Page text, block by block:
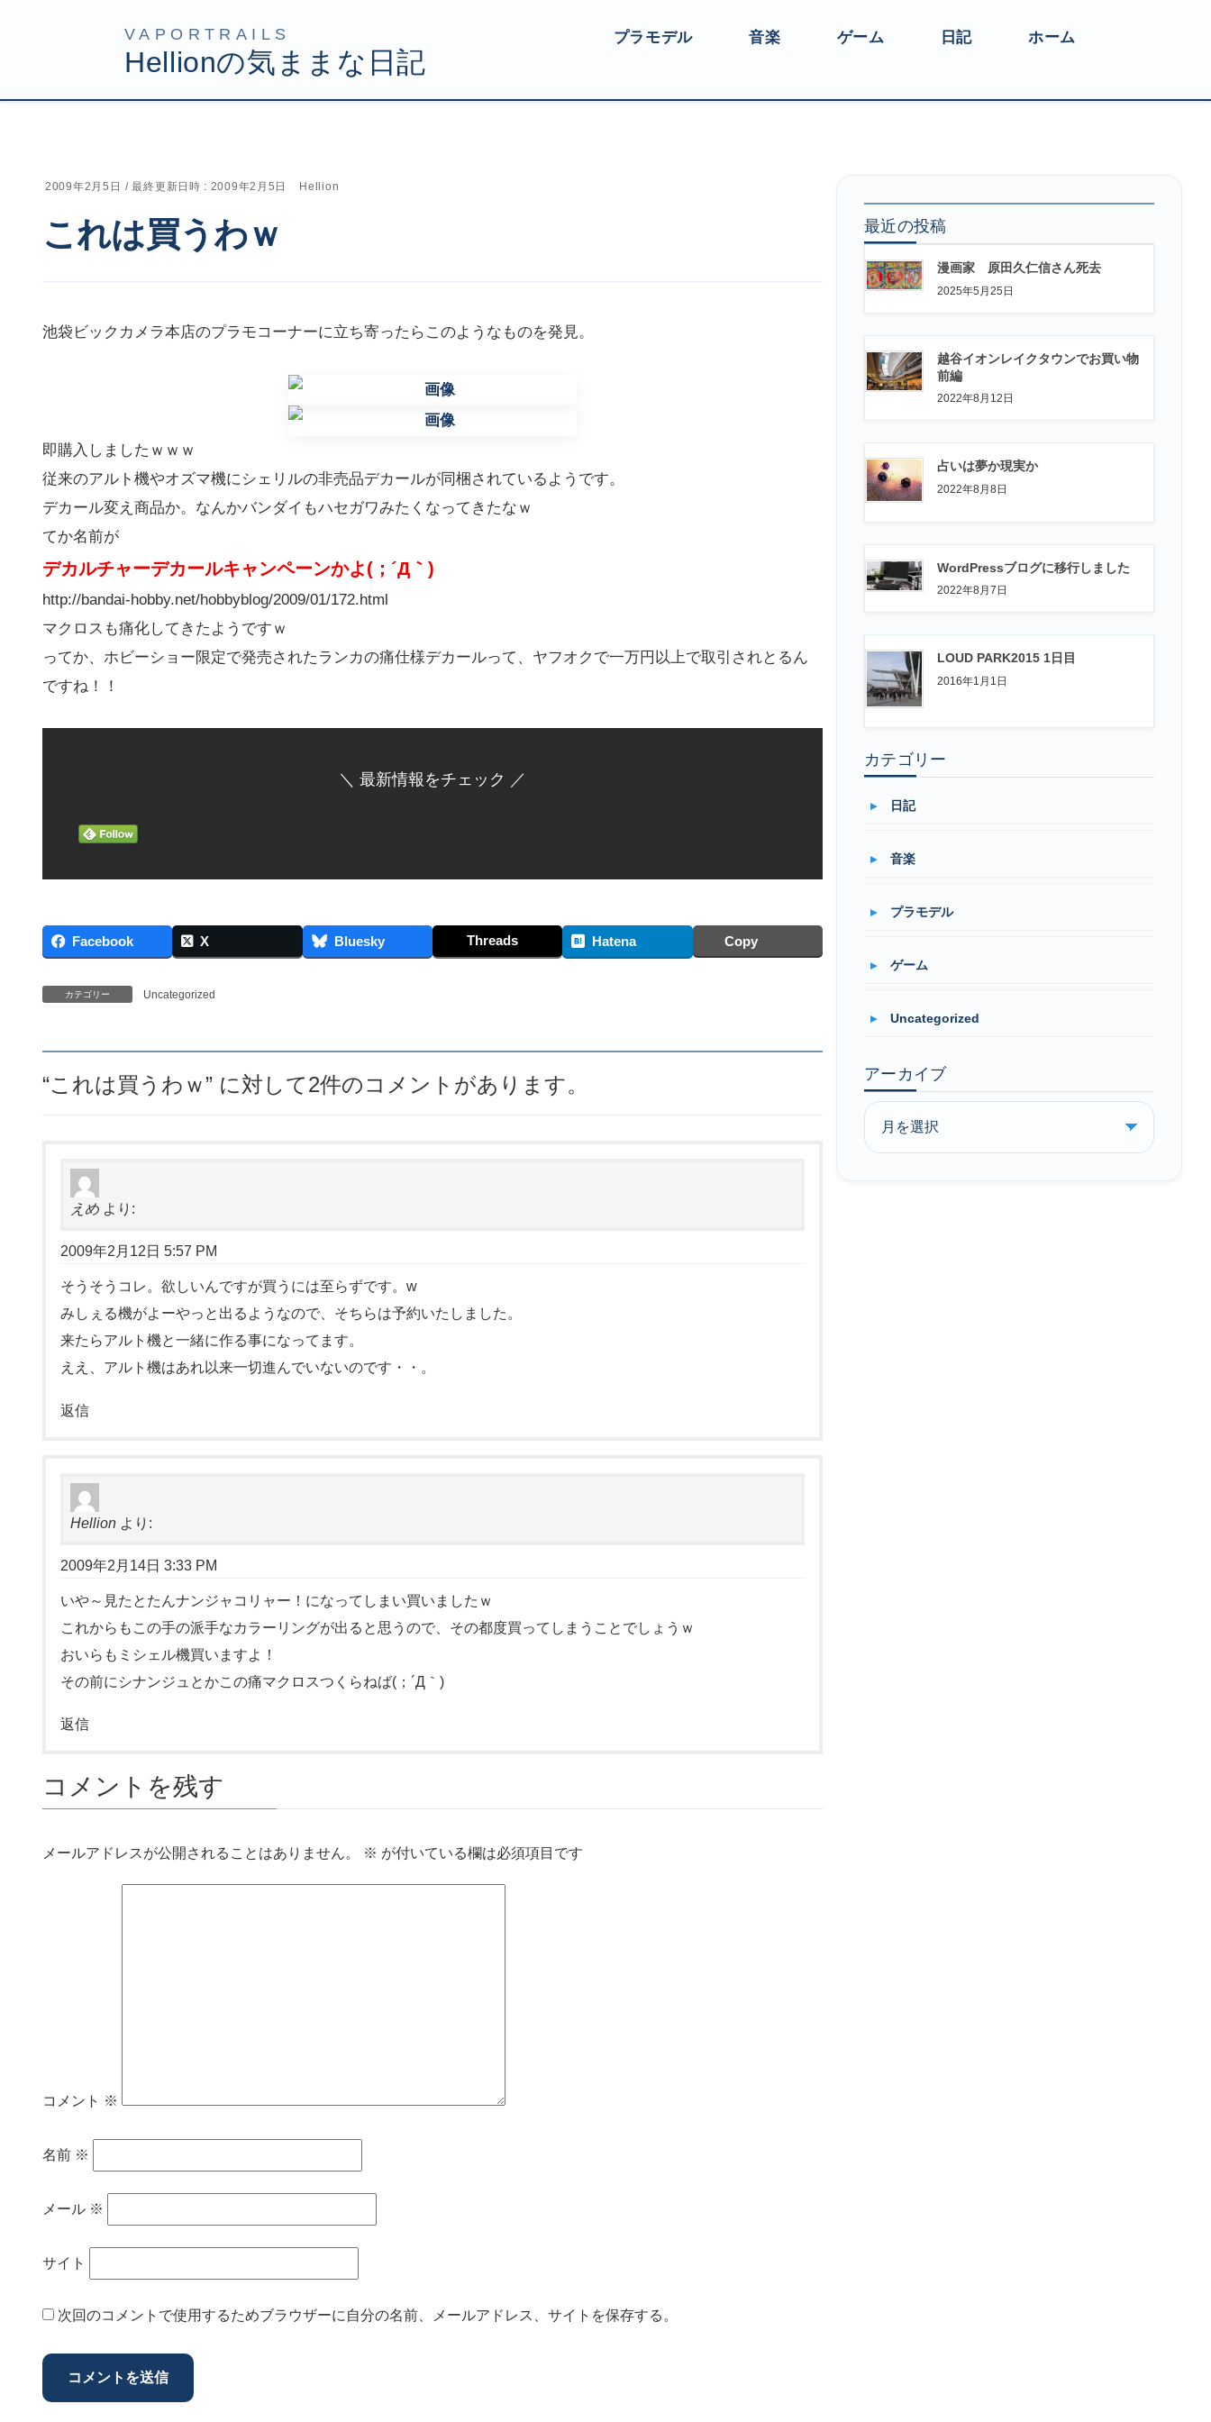
プラモデル 音楽 ゲーム 日記 ホーム
2009年2月5日 / 最終更新日時 : 2009年2月5日 Hellion
これは買うわｗ
池袋ビックカメラ本店のプラモコーナーに立ち寄ったらこのようなものを発見。
即購入しましたｗｗｗ
従来のアルト機やオズマ機にシェリルの非売品デカールが同梱されているようです。
デカール変え商品か。なんかバンダイもハセガワみたくなってきたなｗ
てか名前が
デカルチャーデカールキャンペーンかよ(；´Д｀)
http://bandai-hobby.net/hobbyblog/2009/01/172.html
マクロスも痛化してきたようですｗ
ってか、ホビーショー限定で発売されたランカの痛仕様デカールって、ヤフオクで一万円以上で取引されとるん
ですね！！
＼ 最新情報をチェック ／
Facebook X Bluesky Threads Hatena Copy
カテゴリー Uncategorized
“これは買うわｗ” に対して2件のコメントがあります。
えめ より:
2009年2月12日 5:57 PM
そうそうコレ。欲しいんですが買うには至らずです。w
みしぇる機がよーやっと出るようなので、そちらは予約いたしました。
来たらアルト機と一緒に作る事になってます。
ええ、アルト機はあれ以来一切進んでいないのです・・。
返信
Hellion より:
2009年2月14日 3:33 PM
いや～見たとたんナンジャコリャー！になってしまい買いましたｗ
これからもこの手の派手なカラーリングが出ると思うので、その都度買ってしまうことでしょうｗ
おいらもミシェル機買いますよ！
その前にシナンジュとかこの痛マクロスつくらねば(；´Д｀)
返信
コメントを残す
メールアドレスが公開されることはありません。 ※ が付いている欄は必須項目です
コメント ※
名前 ※
メール ※
サイト
次回のコメントで使用するためブラウザーに自分の名前、メールアドレス、サイトを保存する。
最近の投稿
漫画家 原田久仁信さん死去
2025年5月25日
越谷イオンレイクタウンでお買い物
前編
2022年8月12日
占いは夢か現実か
2022年8月8日
WordPressブログに移行しました
2022年8月7日
LOUD PARK2015 1日目
2016年1月1日
カテゴリー
日記
音楽
プラモデル
ゲーム
Uncategorized
アーカイブ